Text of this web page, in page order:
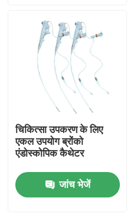
उत्पाद
वीआर दिखाएँ
हमारे बारे में
फैक्टरी यात्रा
गुणवत्ता नियंत्रण
चिकित्सा उपकरण के लिए
एकल उपयोग ब्रोंको
एंडोस्कोपिक कैथेटर
जांच भेजें